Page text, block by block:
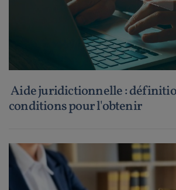
Aide juridictionnelle :
conditions pour l'obtenir